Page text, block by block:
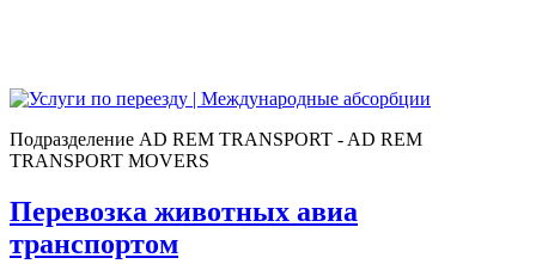
Подразделение AD REM TRANSPORT - AD REM
TRANSPORT MOVERS
Перевозка животных авиа
транспортом